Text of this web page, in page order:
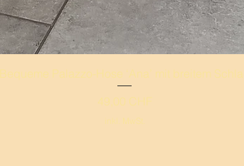
Schnellansicht
Bequeme Palazzo-Hose ‘Ana’ mit breitem
Preis
49,00 CHF
inkl. MwSt.